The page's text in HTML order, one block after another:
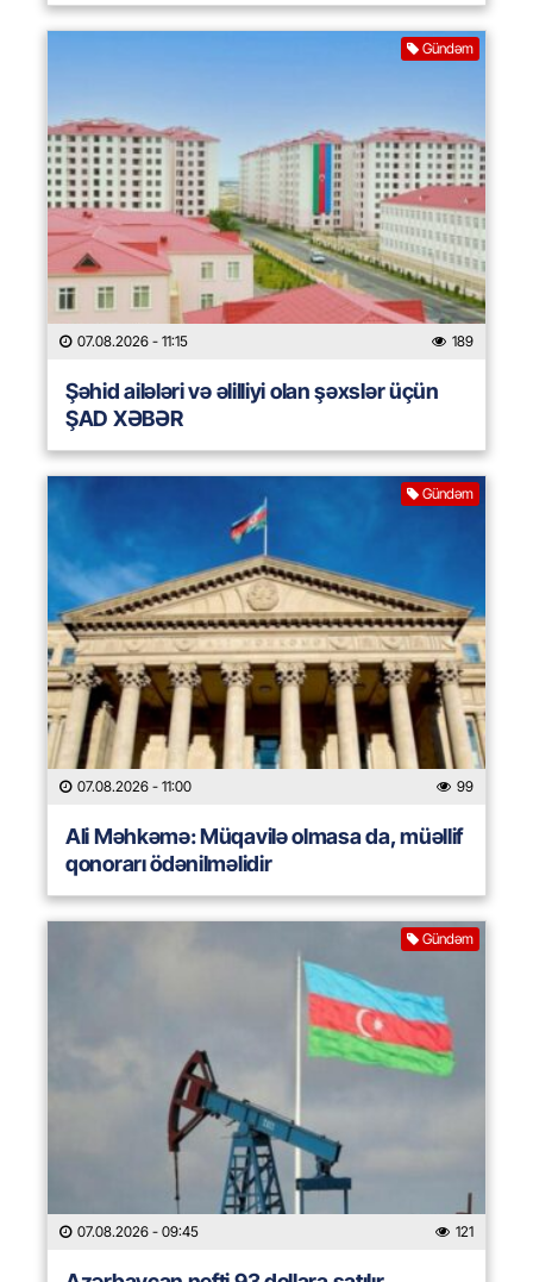
Gündəm
07.08.2026 - 11:15 189
Şəhid ailələri və əlilliyi olan şəxslər üçün
ŞAD XƏBƏR
Gündəm
07.08.2026 - 11:00 99
Ali Məhkəmə: Müqavilə olmasa da, müəllif
qonorarı ödənilməlidir
Gündəm
07.08.2026 - 09:45 121